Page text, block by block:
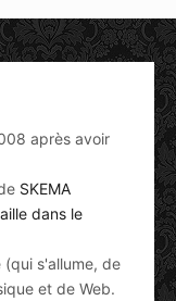
après avoir
SKEMA
dans le
(qui s'allume, de
et de Web.